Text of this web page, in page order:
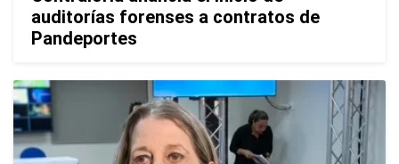
auditorías forenses a contratos de
Pandeportes